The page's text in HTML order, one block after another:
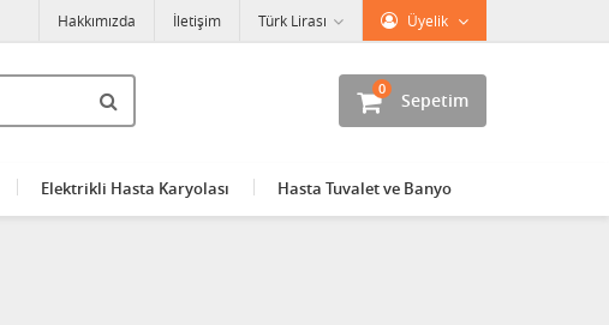
Üyelik
Türk Lirası
Hakkımızda İletişim
Sepetim
0
Elektrikli Hasta Karyolası Hasta Tuvalet ve Banyo